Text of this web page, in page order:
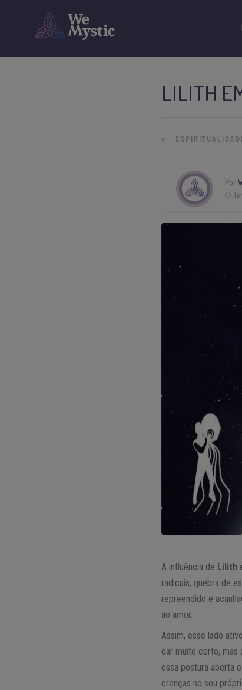
LILITH
»
Por
A influência de Lilith
radicais, quebra de
repreendido e
ao amor.
Assim, esse lado
dar muito certo, mas
essa postura aberta
crenças no seu